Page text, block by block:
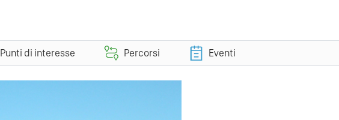
Punti di interesse Percorsi Eventi